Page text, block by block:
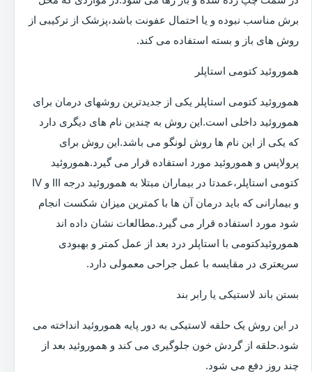
برش مناسب نبوده و یا احتمال عفونت باشد،پزشک از ترکیبی از
روش های باز و بسته استفاده می کند.
هموروئید کتومی استاپلر
هموروئید کتومی استاپلر یکی از جدیدترین روشهای درمان برای
هموروئید داخلی است.این روش به چندین نام های دیگری دارد
که یکی از این نام ها روش لونگو می باشد.این روش برای
پرولاپس و هموروئید مورد استفاده قرار می گیرد.هموروئید
کتومی استاپلر،عمدتا در بیماران مبتلا به هموروئید درجه III و IV
و بیمارانی که باید درمان آن ها با کمترین میزان شکست انجام
شود مورد استفاده قرار می گیرد.مطالعات نشان داده اند
هموروئیدکتومی با استاپلر درد بعد از عمل کمتر و بهبودی
سریعتری در مقایسه با عمل جراحی معمولی دارد.
بستن باند لاستیکی یا رابر بند
در این روش یک حلقه لاستیکی به دور پایه هموروئید انداخته می
شود.حلقه از گردش خون جلوگیری می کند و هموروئید بعد از
چند روز دفع می شود.